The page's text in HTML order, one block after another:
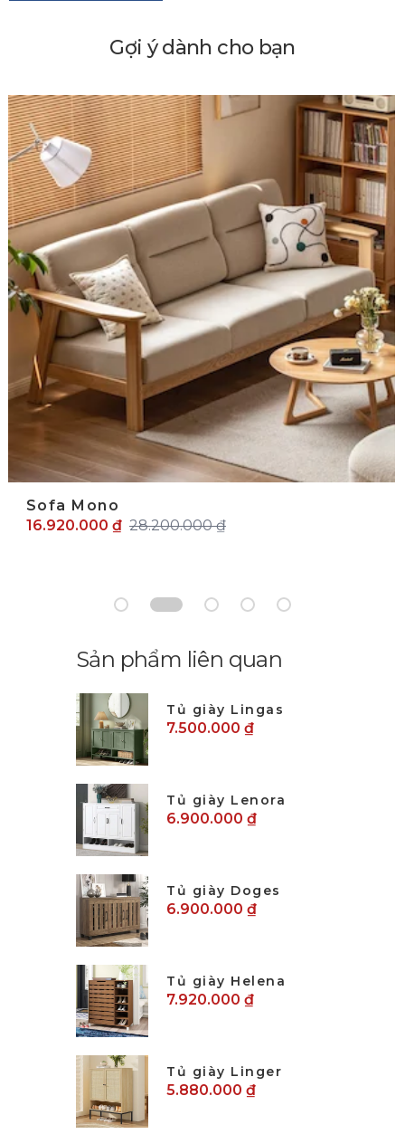
Gợi ý dành cho bạn
Sofa Mono
16.920.000 ₫ 28.200.000 ₫
Sản phẩm liên quan
Tủ giày Lingas
7.500.000 ₫
Tủ giày Lenora
6.900.000 ₫
Tủ giày Doges
6.900.000 ₫
Tủ giày Helena
7.920.000 ₫
Tủ giày Linger
5.880.000 ₫